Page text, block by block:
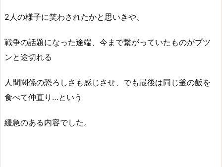
2人の様子に笑わされたかと思いきや、
戦争の話題になった途端、今まで繋がっていたものがプツ
ンと途切れる
人間関係の恐ろしさも感じさせ、でも最後は同じ釜の飯を
食べて仲直り…という
緩急のある内容でした。